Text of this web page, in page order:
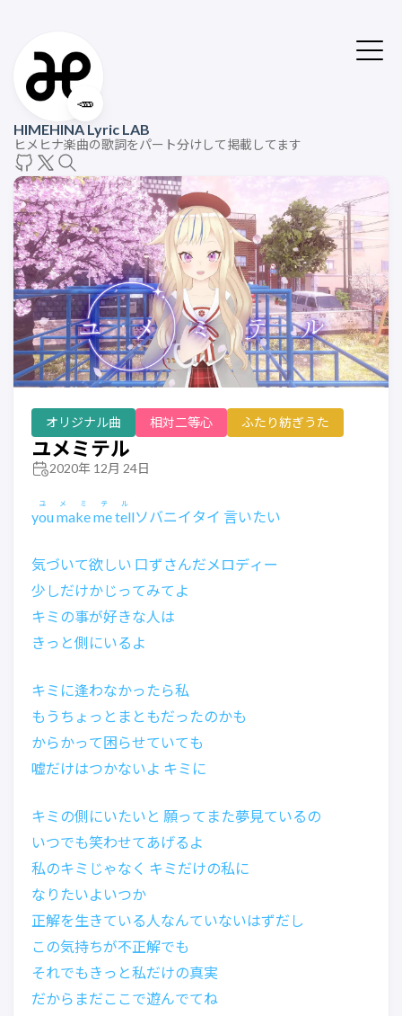
🥕
HIMEHINA Lyric LAB
ヒメヒナ楽曲の歌詞をパート分けして掲載してます
オリジナル曲 相対二等心 ふたり紡ぎうた
ユメミテル
2020年 12月 24日
you make me tell
ユメミテル
ソバニイタイ 言いたい
気づいて欲しい 口ずさんだメロディー
少しだけかじってみてよ
キミの事が好きな人は
きっと側にいるよ
キミに逢わなかったら私
もうちょっとまともだったのかも
からかって困らせていても
嘘だけはつかないよ キミに
キミの側にいたいと 願ってまた夢見ているの
いつでも笑わせてあげるよ
私のキミじゃなく キミだけの私に
なりたいよいつか
正解を生きている人なんていないはずだし
この気持ちが不正解でも
それでもきっと私だけの真実
だからまだここで遊んでてね